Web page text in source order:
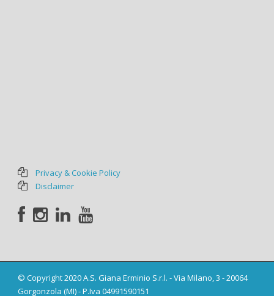
Privacy & Cookie Policy
Disclaimer
© Copyright 2020 A.S. Giana Erminio S.r.l. - Via Milano, 3 - 20064
Gorgonzola (MI) - P.Iva 04991590151